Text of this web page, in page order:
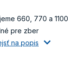
660, 770 a 1100
pre zber
na popis